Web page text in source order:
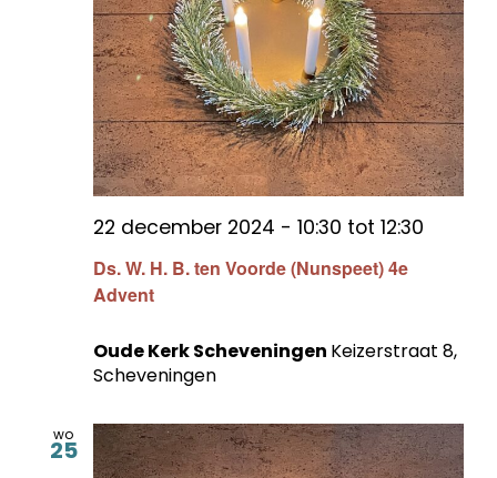
Ds. W. H. B. ten Voorde (Nunspeet) 4e
Advent
22 december 2024 - 10:30 tot 12:30
Oude Kerk Scheveningen Keizerstraat 8,
Scheveningen
wo
25